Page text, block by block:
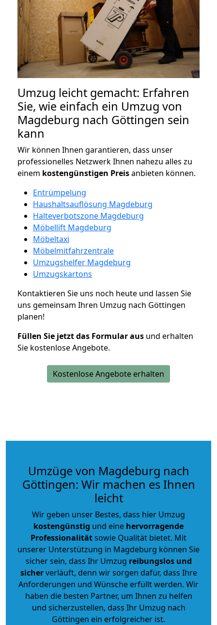
Umzug leicht gemacht: Erfahren
Sie, wie einfach ein Umzug von
Magdeburg nach Göttingen sein
kann
Wir können Ihnen garantieren, dass unser
professionelles Netzwerk Ihnen nahezu alles zu
einem kostengünstigen Preisanbieten können.
Entrümpelung
Haushaltsauflösung Magdeburg
Halteverbotszone Magdeburg
Möbellift Magdeburg
Möbeltaxi
Möbelmitfahrzentrale
Umzugshelfer Magdeburg
Umzugskartons
Kontaktieren Sie uns noch heute und lassen Sie
uns gemeinsam Ihren Umzug nach Göttingen
planen!
Füllen Sie jetzt das Formular aus und erhalten
Sie kostenlose Angebote.
Kostenlose Angebote erhalten
Umzüge von Magdeburg nach
Göttingen: Wir machen es Ihnen
leicht
Wir geben unser Bestes, dass hier Umzug
kostengünstig und eine hervorragende
Professionalitätsowie Qualität bietet. Mit
unserer Unterstützung in Magdeburg können Sie
sicher sein, dass Ihr Umzug reibungslos und
sicherverläuft, denn wir sorgen dafür, dass Ihre
Anforderungen und Wünsche erfüllt werden. Wir
haben die besten Partner, um Ihnen zu helfen
und sicherzustellen, dass Ihr Umzug nach
Göttingen ein erfolgreicher ist.